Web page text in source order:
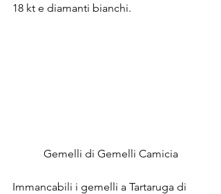
18 kt e diamanti bianchi.
Gemelli di Gemelli Camicia
Immancabili i gemelli a Tartaruga di